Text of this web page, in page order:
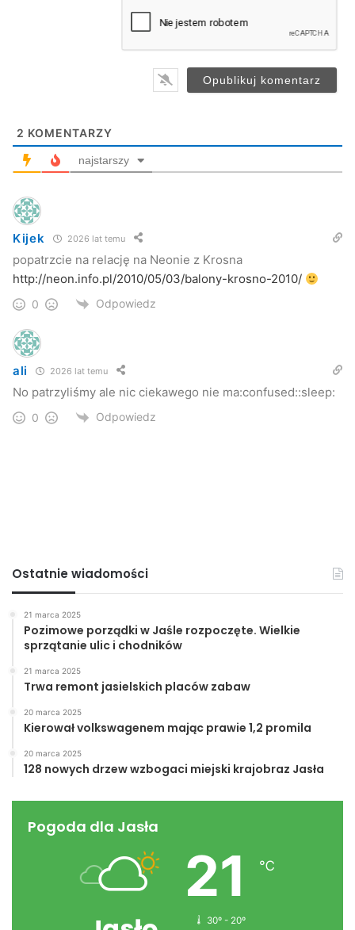
2 KOMENTARZY
najstarszy
Kijek 2026 lat temu
popatrzcie na relację na Neonie z Krosna
http://neon.info.pl/2010/05/03/balony-krosno-2010/
0 Odpowiedz
ali 2026 lat temu
No patrzyliśmy ale nic ciekawego nie ma:confused::sleep:
0 Odpowiedz
Ostatnie wiadomości
21 marca 2025
Pozimowe porządki w Jaśle rozpoczęte. Wielkie
sprzątanie ulic i chodników
21 marca 2025
Trwa remont jasielskich placów zabaw
20 marca 2025
Kierował volkswagenem mając prawie 1,2 promila
20 marca 2025
128 nowych drzew wzbogaci miejski krajobraz Jasła
Pogoda dla Jasła
21 ℃
30º - 20º